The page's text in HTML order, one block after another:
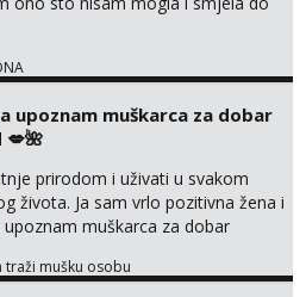
upoznam muškarca za dobar
prirodom i uživati u svakom
života. Ja sam vrlo pozitivna žena i
upoznam muškarca za dobar
i nadji me tamo, cekam te!
traži mušku osobu